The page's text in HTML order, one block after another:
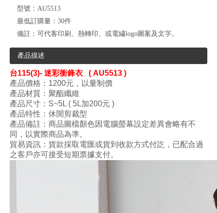
型號： AU5513
最低訂購量： 30件
備註： 可代客印刷、熱轉印、或電繡logo圖案及文字。
產品描述
台115(3)- 迷彩衝鋒衣 ( AU5513 )
產品價格：1200元，以量制價
產品材質：聚酯纖維
產品尺寸 ：S~5L ( 5L加200元 )
產品特性：休閒剪裁型
產品備註：商品圖檔顏色因電腦螢幕設定差異會略有不
同，以實際商品為準。
貿易資訊：貨款採取電匯或貨到收款方式付訖，已配合過
之客戶亦可接受短期票據支付。